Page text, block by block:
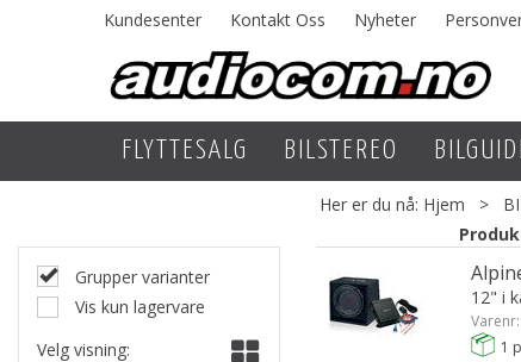
Kundesenter Kontakt Oss Nyheter
FLYTTESALG BILSTEREO
Her er du nå: Hjem >
Grupper varianter
Vis kun lagervare
Velg visning:
12" i
Varenr:
1